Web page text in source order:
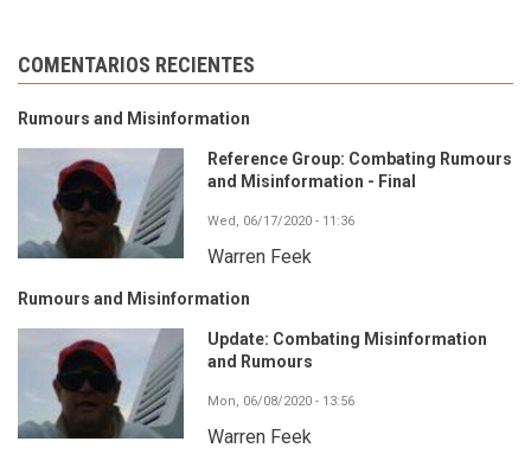
COMENTARIOS RECIENTES
Rumours and Misinformation
Reference Group: Combating Rumours
and Misinformation - Final
Wed, 06/17/2020 - 11:36
Warren Feek
Rumours and Misinformation
Update: Combating Misinformation
and Rumours
Mon, 06/08/2020 - 13:56
Warren Feek